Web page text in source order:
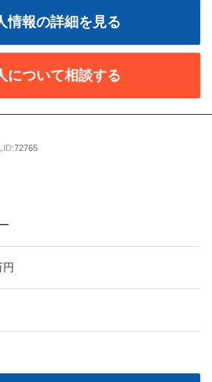
情報の詳細を見る
について相談する
ID:72765